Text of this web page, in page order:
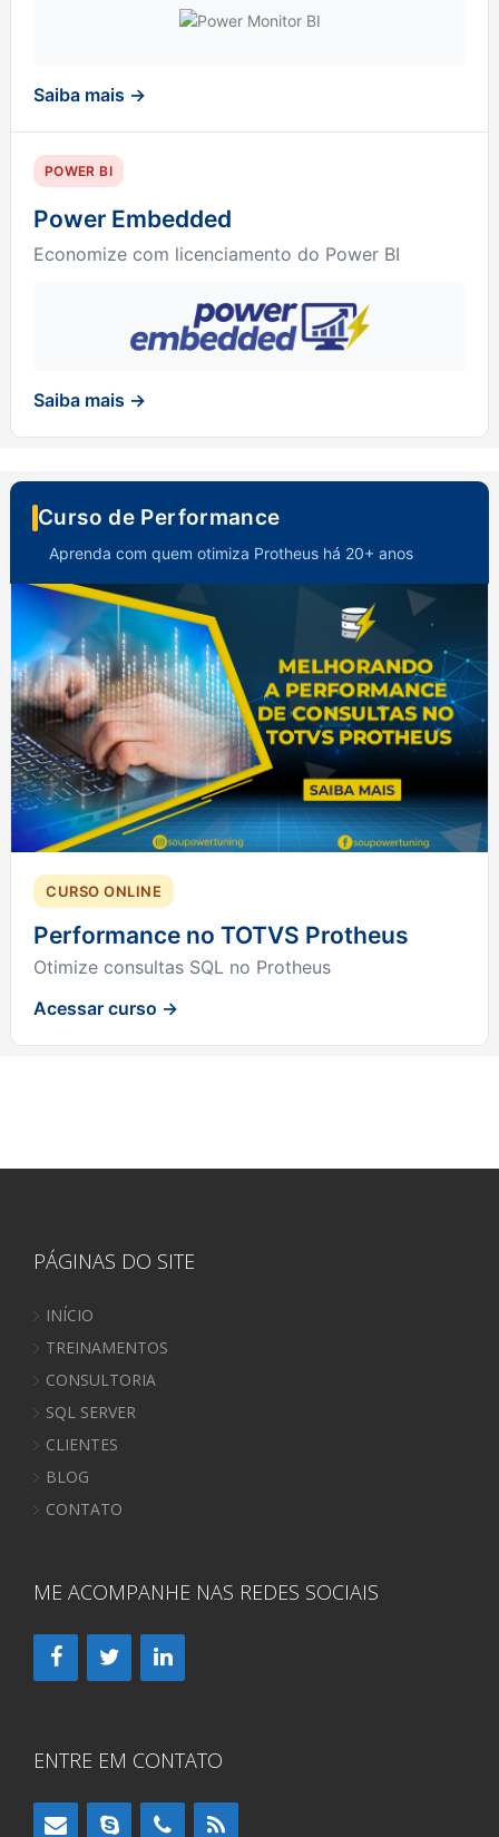
Saiba mais →
POWER BI
Power Embedded
Economize com licenciamento do Power BI
Saiba mais →
Curso de Performance
Aprenda com quem otimiza Protheus há 20+ anos
CURSO ONLINE
Performance no TOTVS Protheus
Otimize consultas SQL no Protheus
Acessar curso →
PÁGINAS DO SITE
INÍCIO
TREINAMENTOS
CONSULTORIA
SQL SERVER
CLIENTES
BLOG
CONTATO
ME ACOMPANHE NAS REDES SOCIAIS
ENTRE EM CONTATO